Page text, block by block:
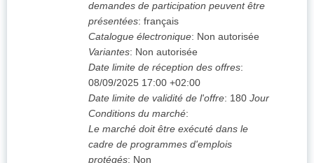
demandes de participation peuvent être
présentées: français
Catalogue électronique: Non autorisée
Variantes: Non autorisée
Date limite de réception des offres:
08/09/2025 17:00 +02:00
Date limite de validité de l'offre: 180 Jour
Conditions du marché:
Le marché doit être exécuté dans le
cadre de programmes d'emplois
protégés: Non